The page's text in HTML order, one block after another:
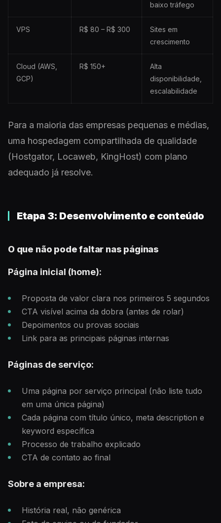
baixo tráfego
VPS R$ 80 – R$ 300
Sites em
crescimento
Cloud (AWS,
GCP)
R$ 150+
Alta
disponibilidade,
escalabilidade
Para a maioria das empresas pequenas e médias,
uma hospedagem compartilhada de qualidade
(Hostgator, Locaweb, KingHost) com plano
adequado já resolve.
Etapa 3: Desenvolvimento e conteúdo
O que não pode faltar nas páginas
Página inicial (home):
Proposta de valor clara nos primeiros 5 segundos
CTA visível acima da dobra (antes de rolar)
Depoimentos ou provas sociais
Link para as principais páginas internas
Páginas de serviço:
Uma página por serviço principal (não liste tudo
em uma única página)
Cada página com título único, meta description e
keyword específica
Processo de trabalho explicado
CTA de contato ao final
Sobre a empresa:
História real, não genérica